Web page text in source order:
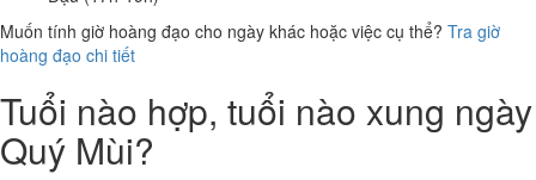
Muốn tính giờ hoàng đạo cho ngày khác hoặc việc cụ thể? Tra giờ
hoàng đạo chi tiết
Tuổi nào hợp, tuổi nào xung ngày
Quý Mùi?